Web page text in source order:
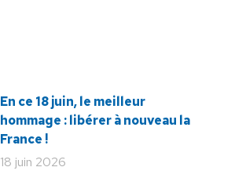
En ce 18 juin, le meilleur
hommage : libérer à nouveau la
France !
18 juin 2026